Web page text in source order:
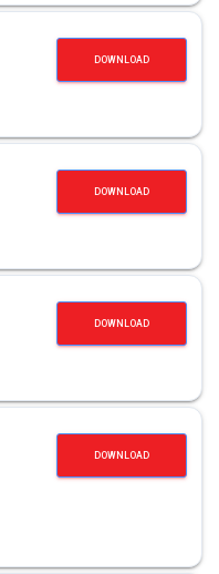
DOWNLOAD
DOWNLOAD
DOWNLOAD
DOWNLOAD